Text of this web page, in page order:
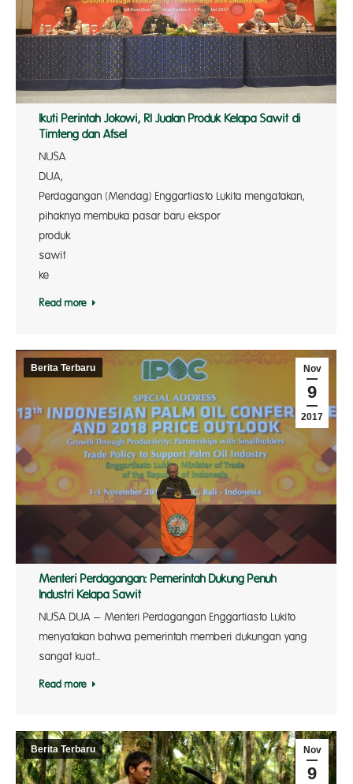
Ikuti Perintah Jokowi, RI Jualan Produk Kelapa Sawit di
Timteng dan Afsel
NUSA
DUA,
Perdagangan (Mendag) Enggartiasto Lukita mengatakan,
pihaknya membuka pasar baru ekspor
ke
Read more
Nov
9
2017
Berita Terbaru
Menteri Perdagangan: Pemerintah Dukung Penuh
Industri Kelapa Sawit
NUSA DUA – Menteri Perdagangan Enggartiasto Lukito
menyatakan bahwa pemerintah memberi dukungan yang
sangat kuat…
Read more
Nov
9
Berita Terbaru